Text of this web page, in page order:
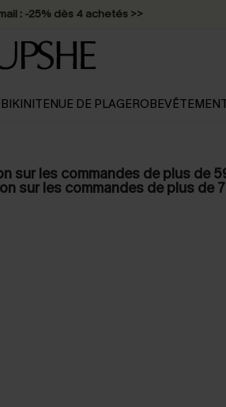
: -25% dès 4 achetés >>
BIKINITENUE DE PLAGEROBE
sur les commandes de plus de
sur les commandes de plus de